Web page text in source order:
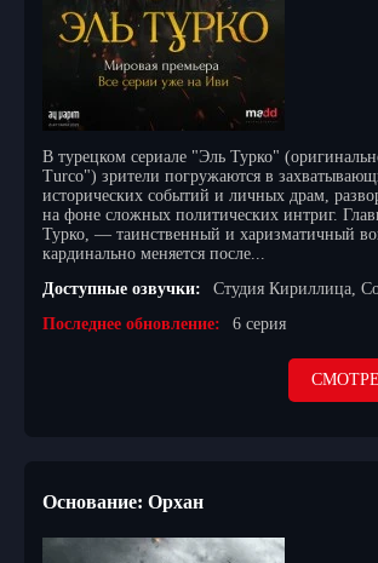
В турецком сериале "Эль Турко"
Turco") зрители погружаются в
исторических событий и личных драм,
на фоне сложных политических интриг.
Турко, — таинственный и харизматичный
кардинально меняется после...
Доступные озвучки:
Студия Кириллица,
Последнее обновление:
6 серия
Основание: Орхан